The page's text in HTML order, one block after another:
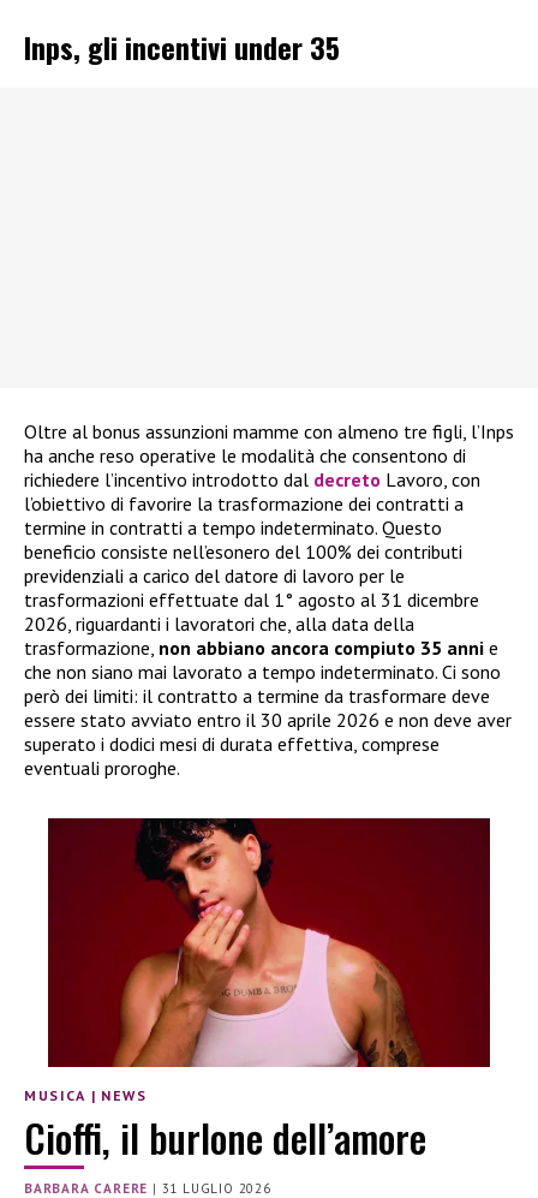
Inps, gli incentivi under 35
Oltre al bonus assunzioni mamme con almeno tre figli, l’Inps
ha anche reso operative le modalità che consentono di
richiedere l’incentivo introdotto dal decreto Lavoro, con
l’obiettivo di favorire la trasformazione dei contratti a
termine in contratti a tempo indeterminato. Questo
beneficio consiste nell’esonero del 100% dei contributi
previdenziali a carico del datore di lavoro per le
trasformazioni effettuate dal 1° agosto al 31 dicembre
2026, riguardanti i lavoratori che, alla data della
trasformazione, non abbiano ancora compiuto 35 anni e
che non siano mai lavorato a tempo indeterminato. Ci sono
però dei limiti: il contratto a termine da trasformare deve
essere stato avviato entro il 30 aprile 2026 e non deve aver
superato i dodici mesi di durata effettiva, comprese
eventuali proroghe.
MUSICA | NEWS
Cioffi, il burlone dell’amore
BARBARA CARERE | 31 LUGLIO 2026